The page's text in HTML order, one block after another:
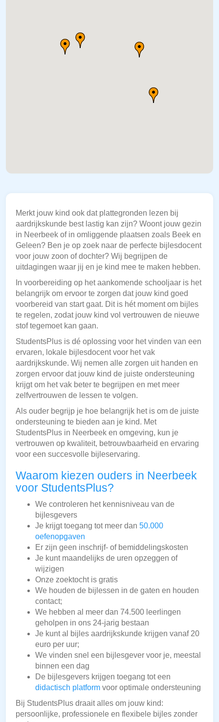
Merkt jouw kind ook dat plattegronden lezen bij
aardrijkskunde best lastig kan zijn? Woont jouw gezin
in Neerbeek of in omliggende plaatsen zoals Beek en
Geleen? Ben je op zoek naar de perfecte bijlesdocent
voor jouw zoon of dochter? Wij begrijpen de
uitdagingen waar jij en je kind mee te maken hebben.
In voorbereiding op het aankomende schooljaar is het
belangrijk om ervoor te zorgen dat jouw kind goed
voorbereid van start gaat. Dit is hét moment om bijles
te regelen, zodat jouw kind vol vertrouwen de nieuwe
stof tegemoet kan gaan.
StudentsPlus is dé oplossing voor het vinden van een
ervaren, lokale bijlesdocent voor het vak
aardrijkskunde. Wij nemen alle zorgen uit handen en
zorgen ervoor dat jouw kind de juiste ondersteuning
krijgt om het vak beter te begrijpen en met meer
zelfvertrouwen de lessen te volgen.
Als ouder begrijp je hoe belangrijk het is om de juiste
ondersteuning te bieden aan je kind. Met
StudentsPlus in Neerbeek en omgeving, kun je
vertrouwen op kwaliteit, betrouwbaarheid en ervaring
voor een succesvolle bijleservaring.
Waarom kiezen ouders in Neerbeek
voor StudentsPlus?
We controleren het kennisniveau van de
bijlesgevers
Je krijgt toegang tot meer dan 50.000
oefenopgaven
Er zijn geen inschrijf- of bemiddelingskosten
Je kunt maandelijks de uren opzeggen of
wijzigen
Onze zoektocht is gratis
We houden de bijlessen in de gaten en houden
contact;
We hebben al meer dan 74.500 leerlingen
geholpen in ons 24-jarig bestaan
Je kunt al bijles aardrijkskunde krijgen vanaf 20
euro per uur;
We vinden snel een bijlesgever voor je, meestal
binnen een dag
De bijlesgevers krijgen toegang tot een
didactisch platform voor optimale ondersteuning
Bij StudentsPlus draait alles om jouw kind:
persoonlijke, professionele en flexibele bijles zonder